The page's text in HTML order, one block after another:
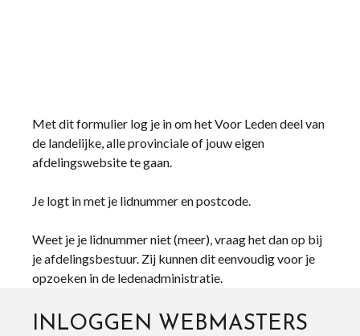
Met dit formulier log je in om het Voor Leden deel van
de landelijke, alle provinciale of jouw eigen
afdelingswebsite te gaan.
Je logt in met je lidnummer en postcode.
Weet je je lidnummer niet (meer), vraag het dan op bij
je afdelingsbestuur. Zij kunnen dit eenvoudig voor je
opzoeken in de ledenadministratie.
INLOGGEN WEBMASTERS